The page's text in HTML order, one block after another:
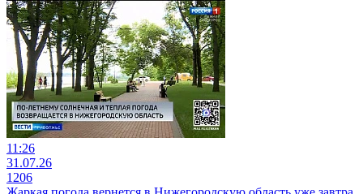
11:26
31.07.26
1206